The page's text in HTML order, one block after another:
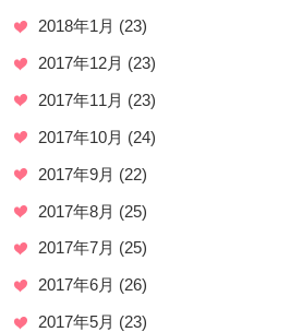
2018年1月 (23)
2017年12月 (23)
2017年11月 (23)
2017年10月 (24)
2017年9月 (22)
2017年8月 (25)
2017年7月 (25)
2017年6月 (26)
2017年5月 (23)